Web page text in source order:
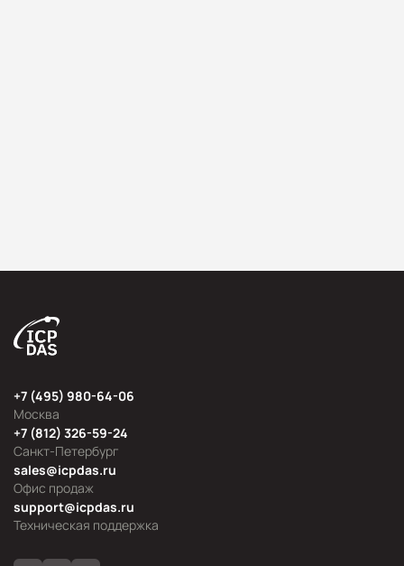
Москва
+7 (495) 980-64-06
Офис продаж
sales@icpdas.ru
Санкт-Петербург
+7 (812) 326-59-24
Техническая поддержка
support@icpdas.ru